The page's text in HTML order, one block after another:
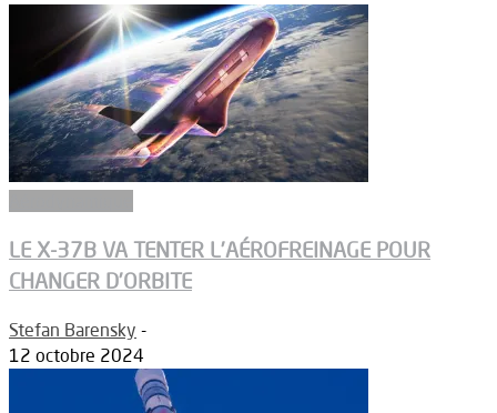
LE X-37B VA TENTER L’AÉROFREINAGE POUR
CHANGER D’ORBITE
Stefan Barensky -
12 octobre 2024